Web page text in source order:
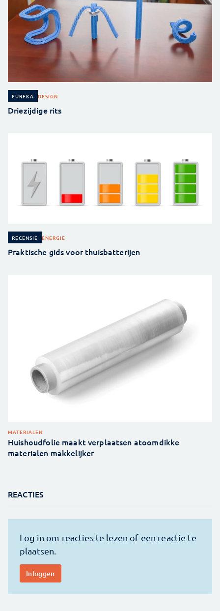
EUREKA DESIGN
Driezijdige rits
RECENSIE ENERGIE
Praktische gids voor thuisbatterijen
MATERIALEN
Huishoudfolie maakt verplaatsen atoomdikke
materialen makkelijker
REACTIES